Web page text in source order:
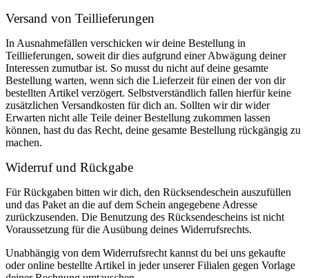
Versand von Teillieferungen
In Ausnahmefällen verschicken wir deine Bestellung in
Teillieferungen, soweit dir dies aufgrund einer Abwägung deiner
Interessen zumutbar ist. So musst du nicht auf deine gesamte
Bestellung warten, wenn sich die Lieferzeit für einen der von dir
bestellten Artikel verzögert. Selbstverständlich fallen hierfür keine
zusätzlichen Versandkosten für dich an. Sollten wir dir wider
Erwarten nicht alle Teile deiner Bestellung zukommen lassen
können, hast du das Recht, deine gesamte Bestellung rückgängig zu
machen.
Widerruf und Rückgabe
Für Rückgaben bitten wir dich, den Rücksendeschein auszufüllen
und das Paket an die auf dem Schein angegebene Adresse
zurückzusenden. Die Benutzung des Rücksendescheins ist nicht
Voraussetzung für die Ausübung deines Widerrufsrechts.
Unabhängig von dem Widerrufsrecht kannst du bei uns gekaufte
oder online bestellte Artikel in jeder unserer Filialen gegen Vorlage